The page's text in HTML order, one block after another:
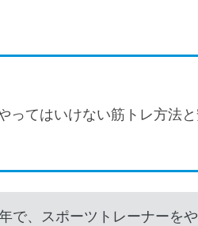
ってはいけない筋トレ方法
で、スポーツトレーナーを